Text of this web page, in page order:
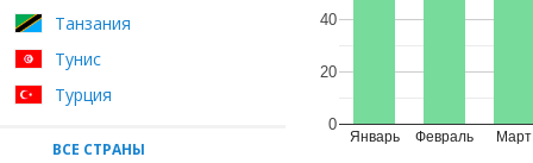
Танзания
Тунис
Турция
ВСЕ СТРАНЫ
Январь Февраль Март
0
20
40